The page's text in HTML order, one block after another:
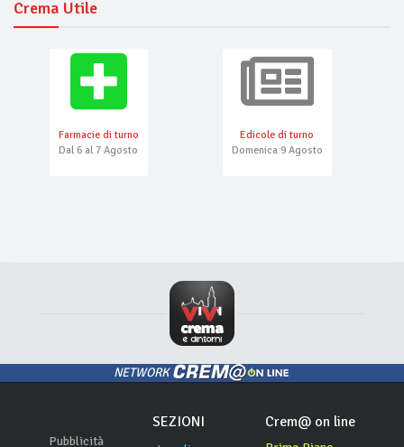
Crema Utile
Farmacie di turno
Dal 6 al 7 Agosto
Edicole di turno
Domenica 9 Agosto
NETWORK
Pubblicità
SEZIONI Crem@ on line